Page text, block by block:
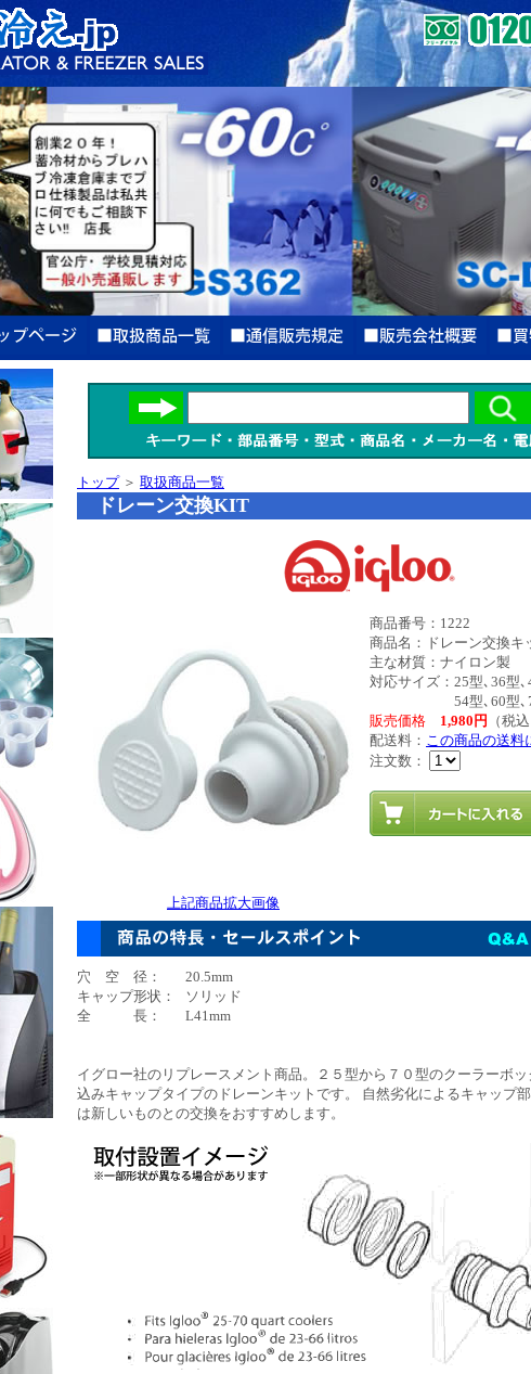
トップ＞ 取扱商品一覧
ドレーン交換KIT
上記商品拡大画像
商品番号：1222
商品名：ドレーン交換キ
主な材質：ナイロン製
対応サイズ：25型､36型
54型､60型､
販売価格 1,980円
（税
配送料： この商品の送料
注文数：
穴 空 径：
20.5mm
キャップ形状：
ソリッド
全 長：
L41mm
イグロー社のリプレースメント商品。２５型から７０型のクーラーボ
込みキャップタイプのドレーンキットです。 自然劣化によるキャップ
は新しいものとの交換をおすすめします。